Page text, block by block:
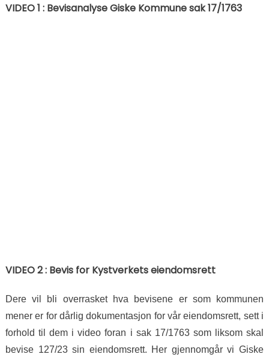
VIDEO 1 : Bevisanalyse Giske Kommune sak 17/1763
VIDEO 2 : Bevis for Kystverkets eiendomsrett
Dere vil bli overrasket hva bevisene er som kommunen
mener er for dårlig dokumentasjon for vår eiendomsrett, sett i
forhold til dem i video foran i sak 17/1763 som liksom skal
bevise 127/23 sin eiendomsrett. Her gjennomgår vi Giske